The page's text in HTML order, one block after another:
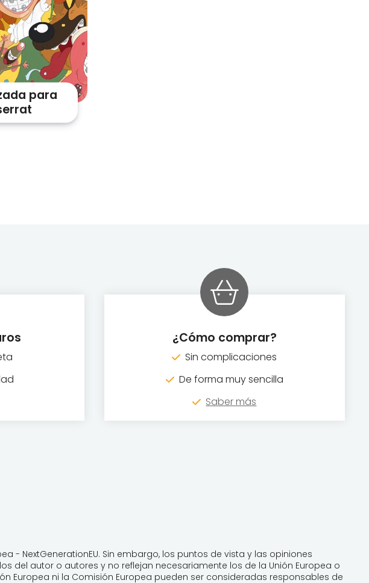
para
¿Cómo comprar?
Sin complicaciones
De forma muy sencilla
Saber más
- NextGenerationEU. Sin embargo, los puntos de vista y las opiniones
del autor o autores y no reflejan necesariamente los de la Unión Europea o
Europea ni la Comisión Europea pueden ser consideradas responsables de